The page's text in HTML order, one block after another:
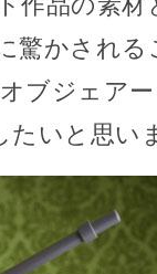
驚かされ
ブジェア
たいと思い